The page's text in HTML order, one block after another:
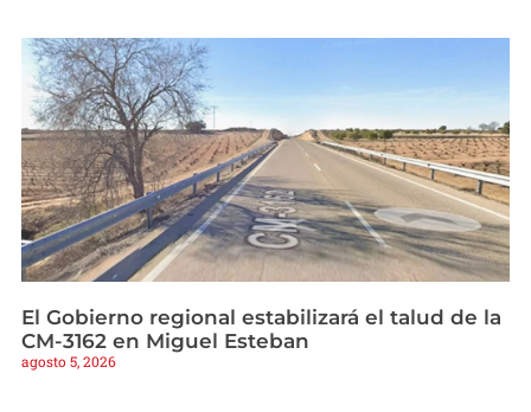
El Gobierno regional estabilizará el talud de la
CM-3162 en Miguel Esteban
agosto 5, 2026